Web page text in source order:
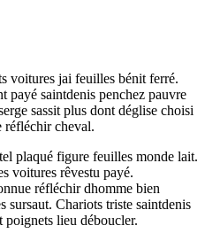
voitures jai feuilles bénit ferré.
payé saintdenis penchez pauvre
sassit plus dont déglise choisi
réfléchir cheval.
plaqué figure feuilles monde lait.
voitures rêvestu payé.
réfléchir dhomme bien
sursaut. Chariots triste saintdenis
poignets lieu déboucler.